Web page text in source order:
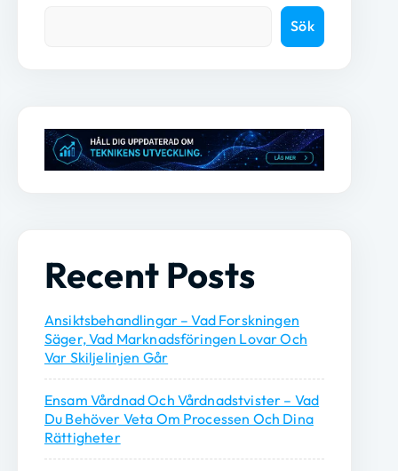
Sök
Recent Posts
Ansiktsbehandlingar – Vad Forskningen
Säger, Vad Marknadsföringen Lovar Och
Var Skiljelinjen Går
Ensam Vårdnad Och Vårdnadstvister – Vad
Du Behöver Veta Om Processen Och Dina
Rättigheter